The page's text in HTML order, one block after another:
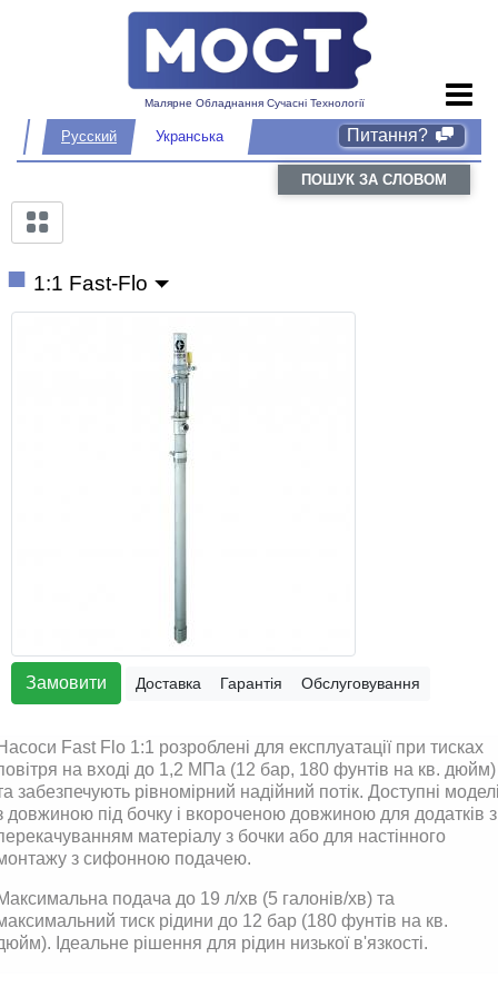
Малярне Обладнання Сучасні Технології
Русский Укранська Питання?
ПОШУК ЗА СЛОВОМ
1:1 Fast-Flo
Замовити Доставка Гарантія Обслуговування
Fast Flo 1:1 розроблені для експлуатації при тисках
на вході до 1,2 МПа (12 бар, 180 фунтів на кв. дюйм)
забезпечують рівномірний надійний потік. Доступні
довжиною під бочку і вкороченою довжиною для додатків з
матеріалу з бочки або для настінного
з сифонною подачею.
подача до 19 л/хв (5 галонів/хв) та
тиск рідини до 12 бар (180 фунтів на кв.
Ідеальне рішення для рідин низької в'язкості.